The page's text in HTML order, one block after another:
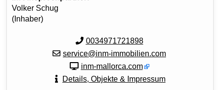
Volker Schug
(Inhaber)
0034971721898
service@inm-immobilien.com
inm-mallorca.com
Details, Objekte & Impressum